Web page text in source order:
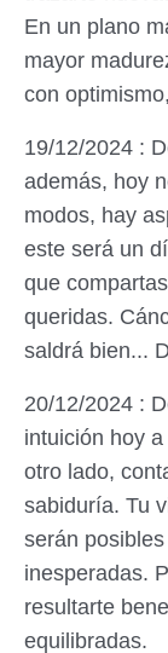
En un plano
mayor
con
19/12/2024 :
además, hoy
modos, hay
este será un
que
queridas.
saldrá bien...
20/12/2024 :
intuición hoy
otro lado,
sabiduría. Tu
serán
inesperadas.
resultarte
equilibradas.